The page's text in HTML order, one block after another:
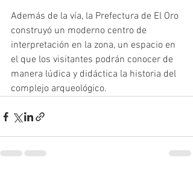
Además de la vía, la Prefectura de El Oro
construyó un moderno centro de
interpretación en la zona, un espacio en
el que los visitantes podrán conocer de
manera lúdica y didáctica la historia del
complejo arqueológico.